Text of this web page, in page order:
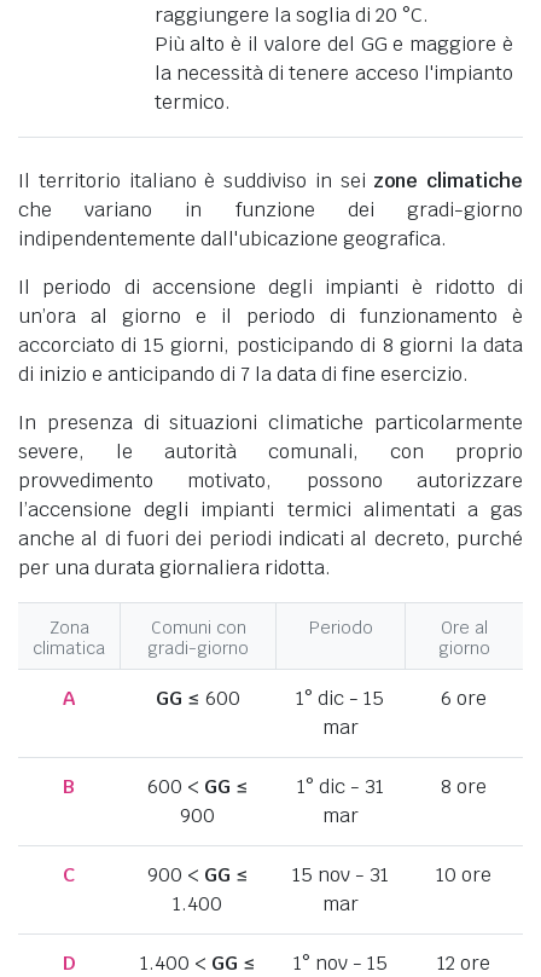
raggiungere la soglia di 20 °C.
Più alto è il valore del GG e maggiore è
la necessità di tenere acceso l'impianto
termico.
Il territorio italiano è suddiviso in sei zone climatiche
che variano in funzione dei gradi-giorno
indipendentemente dall'ubicazione geografica.
Il periodo di accensione degli impianti è ridotto di
un’ora al giorno e il periodo di funzionamento è
accorciato di 15 giorni, posticipando di 8 giorni la data
di inizio e anticipando di 7 la data di fine esercizio.
In presenza di situazioni climatiche particolarmente
severe, le autorità comunali, con proprio
provvedimento motivato, possono autorizzare
l’accensione degli impianti termici alimentati a gas
anche al di fuori dei periodi indicati al decreto, purché
per una durata giornaliera ridotta.
Zona
climatica
Comuni con
gradi-giorno
Periodo
Ore al
giorno
A GG ≤ 600
1° dic - 15
mar
6 ore
B 600 < GG ≤
900
1° dic - 31
mar
8 ore
C 900 < GG ≤
1.400
15 nov - 31
mar
10 ore
D 1.400 < GG ≤
1° nov - 15
12 ore